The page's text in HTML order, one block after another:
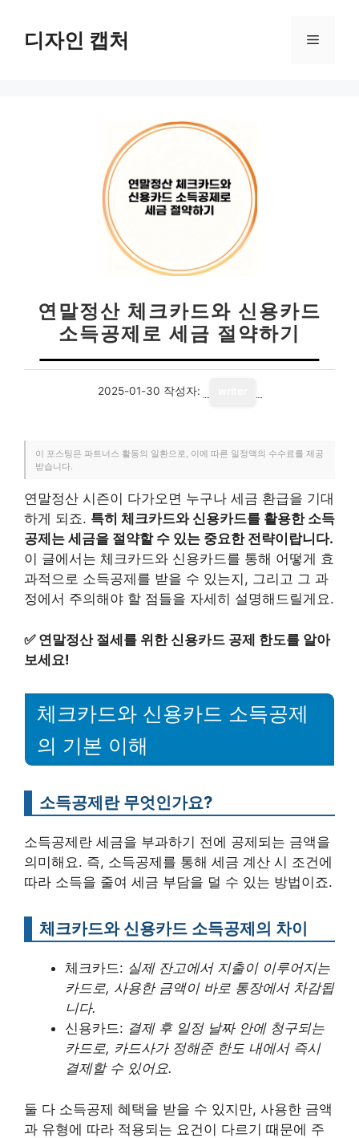
디자인 캡처 메
연말정산 체크카드와 신용카드
소득공제로 세금 절약하기
2025-01-30 작성자:
이 포스팅은 파트너스 활동의 일환으로, 이에 따른 일정액의 수수료를 제공
받습니다.
연말정산 시즌이 다가오면 누구나 세금 환급을 기대
하게 되죠. 특히 체크카드와 신용카드를 활용한 소득
공제는 세금을 절약할 수 있는 중요한 전략이랍니다.
이 글에서는 체크카드와 신용카드를 통해 어떻게 효
과적으로 소득공제를 받을 수 있는지, 그리고 그 과
정에서 주의해야 할 점들을 자세히 설명해드릴게요.
✅ 연말정산 절세를 위한 신용카드 공제 한도를 알아
보세요!
체크카드와 신용카드 소득공제
의 기본 이해
소득공제란 무엇인가요?
소득공제란 세금을 부과하기 전에 공제되는 금액을
의미해요. 즉, 소득공제를 통해 세금 계산 시 조건에
따라 소득을 줄여 세금 부담을 덜 수 있는 방법이죠.
체크카드와 신용카드 소득공제의 차이
체크카드: 실제 잔고에서 지출이 이루어지는
카드로, 사용한 금액이 바로 통장에서 차감됩
니다.
신용카드: 결제 후 일정 날짜 안에 청구되는
카드로, 카드사가 정해준 한도 내에서 즉시
결제할 수 있어요.
둘 다 소득공제 혜택을 받을 수 있지만, 사용한 금액
과 유형에 따라 적용되는 요건이 다르기 때문에 주